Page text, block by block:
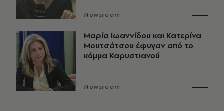
Newsroom
Μαρία Ιωαννίδου και Κατερίνα
Μουτσάτσου έφυγαν από το
κόμμα Καρυστιανού
Newsroom